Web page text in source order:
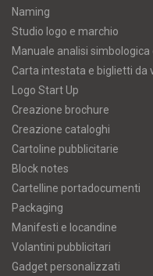
Naming
Studio logo e marchio
Manuale analisi simbologica
Carta intestata e biglietti da
Logo Start Up
Creazione brochure
Creazione cataloghi
Cartoline pubblicitarie
Block notes
Cartelline portadocumenti
Packaging
Manifesti e locandine
Volantini pubblicitari
Gadget personalizzati